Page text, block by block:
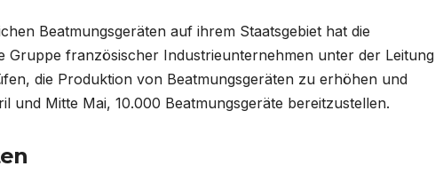
Beatmungsgeräten auf ihrem Staatsgebiet hat die
Gruppe französischer Industrieunternehmen unter der Leitung
die Produktion von Beatmungsgeräten zu erhöhen und
Mitte Mai, 10.000 Beatmungsgeräte bereitzustellen.